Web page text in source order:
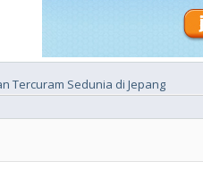
Tercuram Sedunia di Jepang